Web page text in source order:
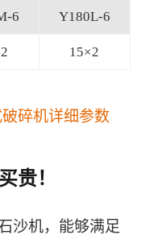
6 Y180L-6
15×2
破碎机详细参数
贵！
沙机，能够满足